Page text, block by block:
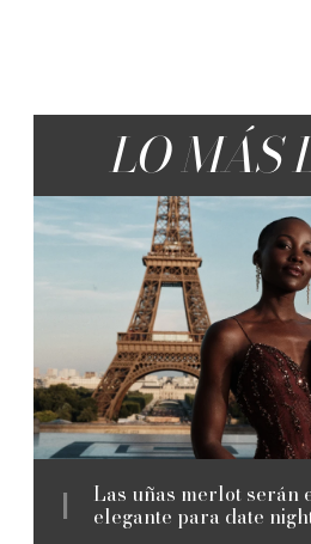
LO MÁS
Las uñas merlot serán
elegante para date